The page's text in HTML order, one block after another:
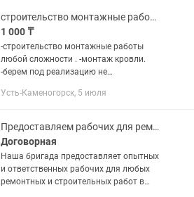
подготовку...
строительство монтажные работы
1 000 ₸
-строительство монтажные работы
любой сложности . -монтаж кровли.
-берем под реализацию не
изготовление металлоконструкций,
Цех и...
Усть-Каменогорск, 5 июля
Предоставляем рабочих для ремонта и отделки
Договорная
Наша бригада предоставляет опытных
и ответственных рабочих для любых
ремонтных и строительных работ в